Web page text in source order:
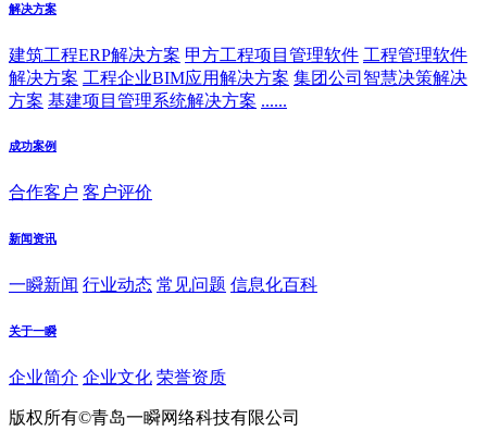
解决方案
建筑工程ERP解决方案 甲方工程项目管理软件 工程管理软件
解决方案 工程企业BIM应用解决方案 集团公司智慧决策解决
方案 基建项目管理系统解决方案 ......
成功案例
合作客户 客户评价
新闻资讯
一瞬新闻 行业动态 常见问题 信息化百科
关于一瞬
企业简介 企业文化 荣誉资质
版权所有©青岛一瞬网络科技有限公司